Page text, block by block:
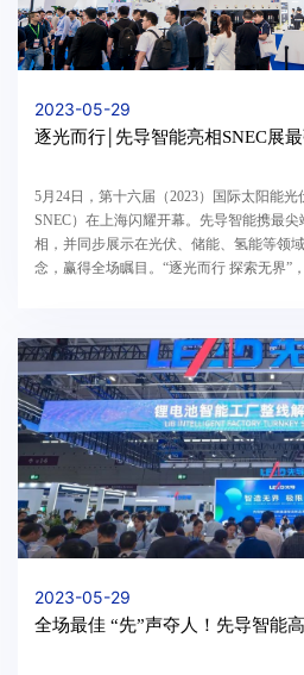
2023-05-29
逐光而行￨先导智能亮相SNEC展
5月24日，第十六届（2023）国际太阳能
SNEC）在上海闪耀开幕。先导智能携最
相，并同步展示在光伏、储能、氢能等领
念，赢得全场瞩目。“逐光而行 探索无界”
2023-05-29
全场最佳 “先”声夺人！先导智能